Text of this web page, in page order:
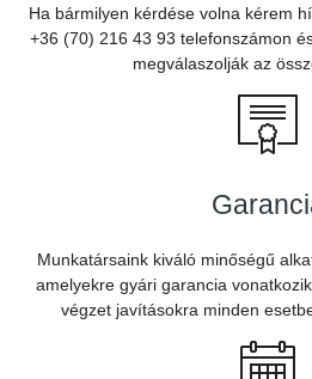
Ha bármilyen kérdése volna kérem
+36 (70) 216 43 93 telefonszámon
megválaszolják az
Munkatársaink kiváló minőségű
amelyekre gyári garancia
végzet javításokra minden